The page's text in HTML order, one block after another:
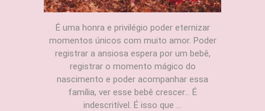
É uma honra e privilégio poder eternizar
momentos únicos com muito amor. Poder
registrar a ansiosa espera por um bebê,
registrar o momento mágico do
nascimento e poder acompanhar essa
família, ver esse bebê crescer... É
indescritível. É isso que ...